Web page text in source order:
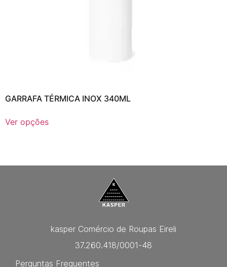
GARRAFA TÉRMICA INOX 340ML
Ver opções
kasper Comércio de Roupas Eireli
37.260.418/0001-48
Perguntas Frequentes